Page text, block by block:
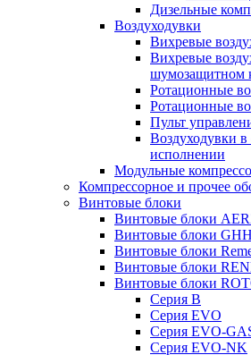
Дизельные
Воздуходувки
Вихревые
Вихревые
шумозащитном
Ротационные
Ротационные
Пульт
Воздуходувки
исполнении
Модульные
Компрессорное и прочее
Винтовые блоки
Винтовые блоки
Винтовые блоки
Винтовые блоки
Винтовые блоки
Винтовые блоки
Серия B
Серия EVO
Серия EVO-
Серия EVO-NK